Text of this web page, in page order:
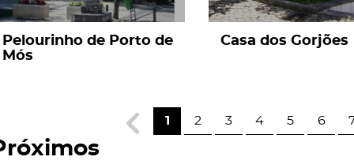
Pelourinho de Porto de
Mós
Casa dos Gorjões
1 2 3 4 5 6